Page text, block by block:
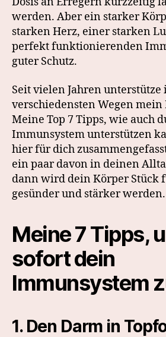
werden. Aber ein starker
starken Herz, einer starken
perfekt funktionierenden
guter Schutz.
Seit vielen Jahren unterstütze
verschiedensten Wegen
Meine Top 7 Tipps, wie auch
Immunsystem unterstützen
hier für dich
ein paar davon in deinen
dann wird dein Körper Stück
gesünder und stärker werden.
Meine 7 Tipps,
sofort dein
Immunsystem
1. Den Darm in